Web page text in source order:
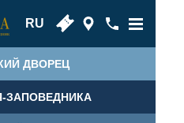
RU
ДВОРЕЦ
ЗАПОВЕДНИКА